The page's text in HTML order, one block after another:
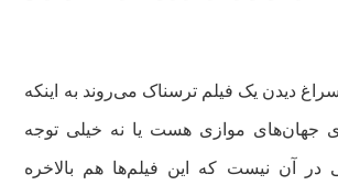
دیدن یک فیلم ترسناک می‌روند به اینکه
جهان‌های موازی هست یا نه خیلی توجه
در آن نیست که این فیلم‌ها هم بالاخره